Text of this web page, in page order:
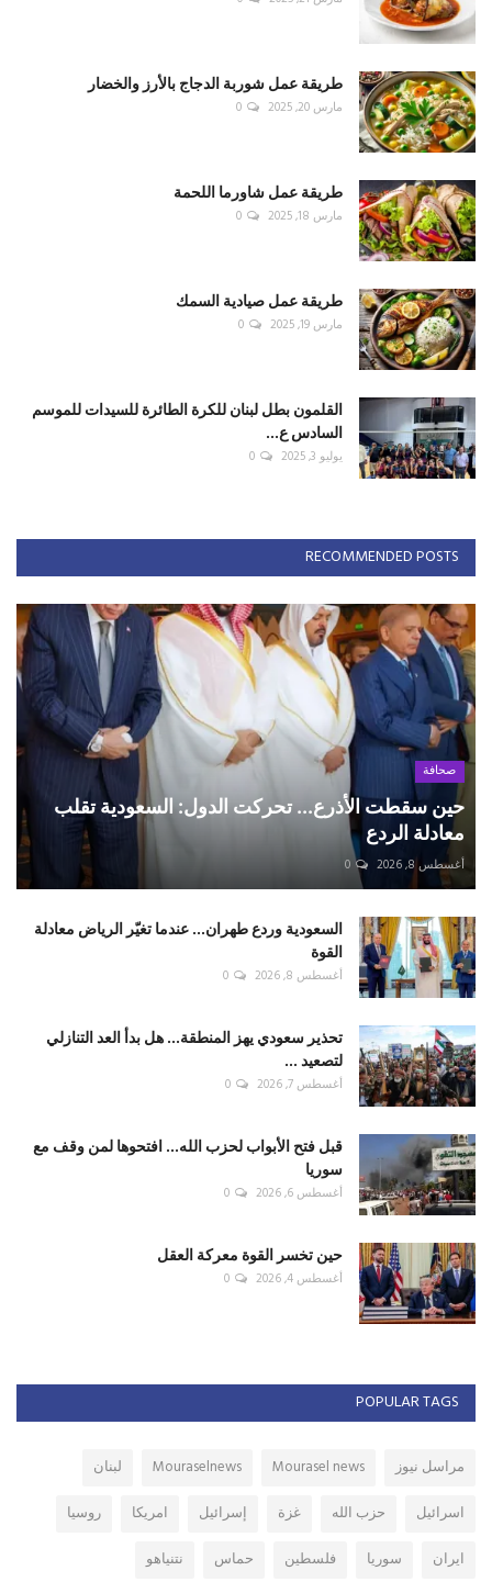
طريقة عمل شوربة الدجاج بالأرز والخضار
مارس 20, 2025 0
طريقة عمل شاورما اللحمة
مارس 18, 2025 0
طريقة عمل صيادية السمك
مارس 19, 2025 0
القلمون بطل لبنان للكرة الطائرة للسيدات للموسم
السادس ع...
يوليو 3, 2025 0
RECOMMENDED POSTS
صحافة
حين سقطت الأذرع... تحركت الدول: السعودية تقلب
معادلة الردع
أغسطس 8, 2026 0
السعودية وردع طهران... عندما تغيّر الرياض معادلة
القوة
أغسطس 8, 2026 0
تحذير سعودي يهز المنطقة... هل بدأ العد التنازلي
لتصعيد ...
أغسطس 7, 2026 0
قبل فتح الأبواب لحزب الله... افتحوها لمن وقف مع
سوريا
أغسطس 6, 2026 0
حين تخسر القوة معركة العقل
أغسطس 4, 2026 0
POPULAR TAGS
مراسل نيوز Mourasel news
Mouraselnews
لبنان
اسرائيل
حزب الله غزة إسرائيل امريكا
روسيا
ايران
سوريا فلسطين حماس نتنياهو